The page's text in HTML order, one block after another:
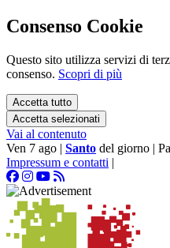
Consenso Cookie
Questo sito utilizza servizi di
consenso. Scopri di più
Accetta tutto
Accetta selezionati
Vai al contenuto
Ven 7 ago | Santo del giorno |
Impressum e contatti |